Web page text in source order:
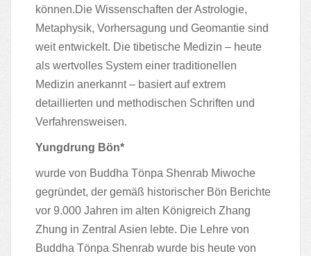
können.Die Wissenschaften der Astrologie,
Metaphysik, Vorhersagung und Geomantie sind
weit entwickelt. Die tibetische Medizin – heute
als wertvolles System einer traditionellen
Medizin anerkannt – basiert auf extrem
detaillierten und methodischen Schriften und
Verfahrensweisen.
Yungdrung Bön*
wurde von Buddha Tönpa Shenrab Miwoche
gegründet, der gemäß historischer Bön Berichte
vor 9.000 Jahren im alten Königreich Zhang
Zhung in Zentral Asien lebte. Die Lehre von
Buddha Tönpa Shenrab wurde bis heute von